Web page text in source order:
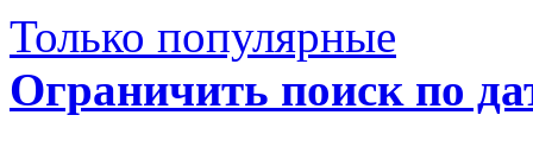
Только популярные
Ограничить поиск по